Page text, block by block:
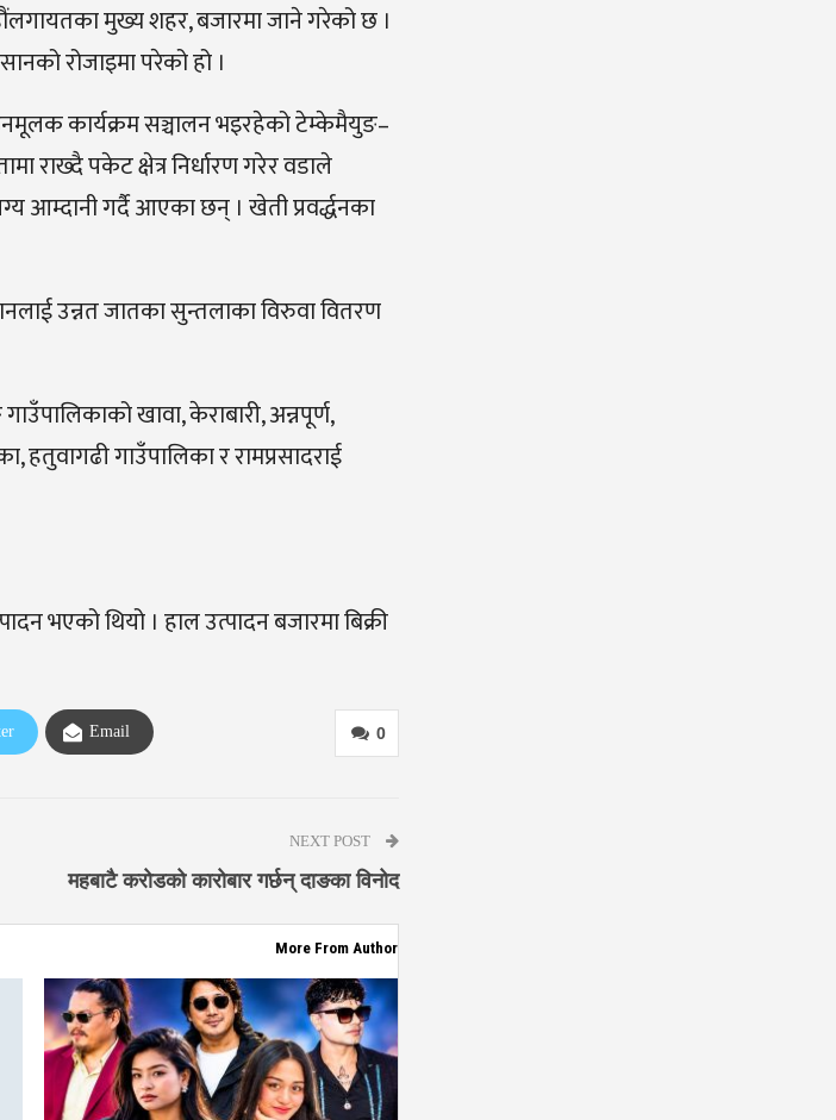
मुख्य शहर, बजारमा जाने गरेको छ ।
रोजाइमा परेको हो ।
कार्यक्रम सञ्चालन भइरहेको टेम्केमैयुङ–
राख्दै पकेट क्षेत्र निर्धारण गरेर वडाले
आम्दानी गर्दै आएका छन् । खेती प्रवर्द्धनका
उन्नत जातका सुन्तलाका विरुवा वितरण
खावा, केराबारी, अन्नपूर्ण,
हतुवागढी गाउँपालिका र रामप्रसादराई
भएको थियो । हाल उत्पादन बजारमा बिक्री
0
Email
NEXT POST
महबाटै करोडको कारोबार गर्छन् दाङका विनोद
More From Author